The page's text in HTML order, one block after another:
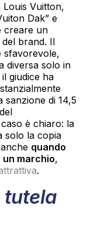
Vuitton,
Dak” e
creare un
brand. Il
sfavorevole,
diversa solo in
giudice ha
sanzione di 14,5
è chiaro: la
solo la copia
quando
un marchio,
.
tutela